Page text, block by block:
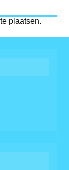
plaatsen.